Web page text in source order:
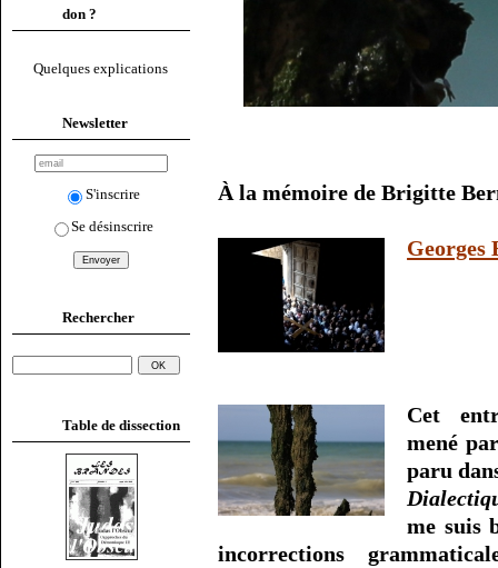
don ?
Quelques explications
Newsletter
S'inscrire
Se désinscrire
Rechercher
Table de dissection
À la mémoire de Brigitte
Georges
Cet
mené
paru
me suis
incorrections